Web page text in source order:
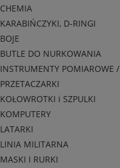
CHEMIA
KARABIŃCZYKI, D-RINGI
BOJE
BUTLE DO NURKOWANIA
INSTRUMENTY POMIAROWE /
PRZETACZARKI
KOŁOWROTKI i SZPULKI
KOMPUTERY
LATARKI
LINIA MILITARNA
MASKI I RURKI